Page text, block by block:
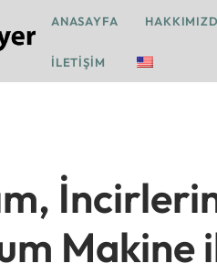
ANASAYFA
İLETIŞIM
Makine